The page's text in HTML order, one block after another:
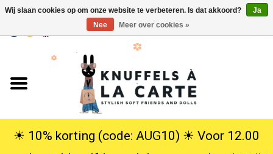
USD
Knuffels
☀︎ 10% korting (code: AUG10) ☀︎ Voor 12.00
Wij slaan cookies op om onze website te verbeteren. Is dat akkoord?
Ja
Nee
Meer over cookies »